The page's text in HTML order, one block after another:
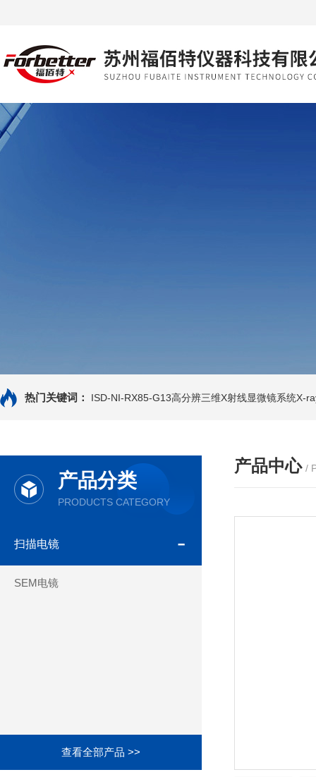
热门关键词： ISD-NI-RX85-G13高分辨三维X射线显微镜系统X-
产品分类
PRODUCTS CATEGORY
扫描电镜
SEM电镜
查看全部产品 >>
产品中心 /